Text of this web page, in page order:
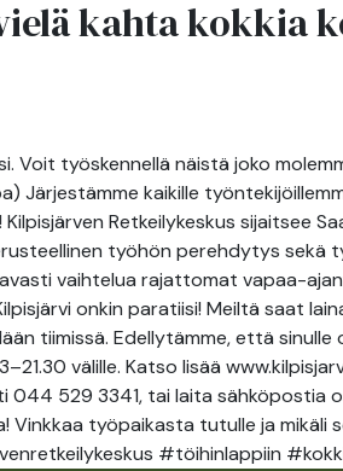
kahta kokkia
Voit työskennellä näistä joko
Järjestämme kaikille
Retkeilykeskus sijaitsee
työhön perehdytys
vaihtelua rajattomat vapaa-
onkin paratiisi! Meiltä saat
tiimissä. Edellytämme, että
välille. Katso lisää
529 3341, tai laita sähköpostia
työpaikasta tutulle ja
#töihinlappiin